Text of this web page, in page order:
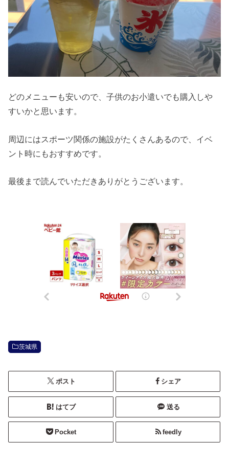
どのメニューも安いので、子供のお小遣いでも購入しや
すいかと思います。
周辺にはスポーツ関係の施設がたくさんあるので、イベ
ント時にもおすすめです。
最後まで読んでいただきありがとうございます。
茨城県
ポスト シェア
はてブ 送る
Pocket feedly